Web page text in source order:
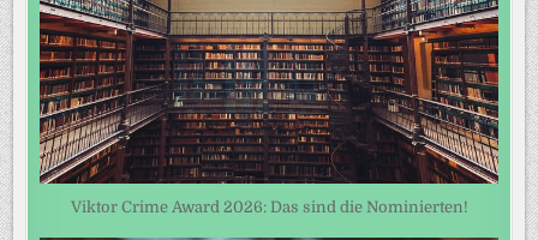
Viktor Crime Award 2026: Das sind die Nominierten!